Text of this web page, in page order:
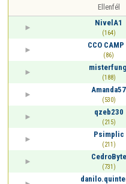
Ellenfél
NivelA1
(164)
CCO CAMP
(86)
(188)
Amanda57
(530)
qzeb230
(215)
Psimplic
(211)
CedroByte
(731)